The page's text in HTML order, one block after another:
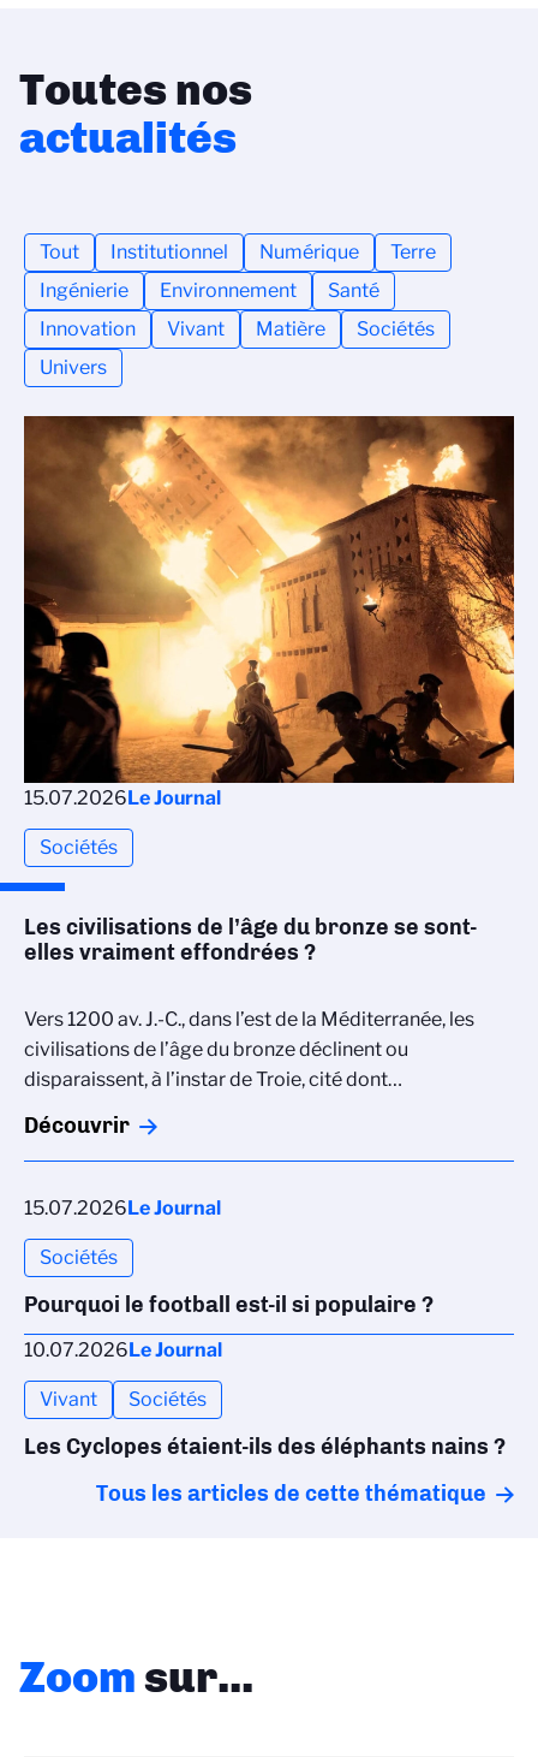
Toutes nos
actualités
Tout Institutionnel Numérique
Terre
Ingénierie
Environnement
Santé
Innovation
Vivant Matière
Sociétés
Univers
15.07.2026Le Journal
Sociétés
Les civilisations de l’âge du bronze se sont-
elles vraiment effondrées ?
Vers 1200 av. J.-C., dans l’est de la Méditerranée, les
civilisations de l’âge du bronze déclinent ou
disparaissent, à l’instar de Troie, cité dont…
Découvrir
15.07.2026Le Journal
Sociétés
Pourquoi le football est-il si populaire ?
10.07.2026Le Journal
Vivant Sociétés
Les Cyclopes étaient-ils des éléphants nains ?
Tous les articles de cette thématique
Zoomsur...